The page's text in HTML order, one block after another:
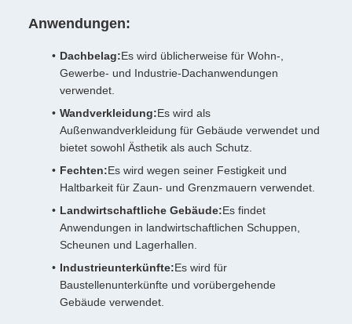
Anwendungen:
Dachbelag:Es wird üblicherweise für Wohn-,
Gewerbe- und Industrie-Dachanwendungen
verwendet.
Wandverkleidung:Es wird als
Außenwandverkleidung für Gebäude verwendet und
bietet sowohl Ästhetik als auch Schutz.
Fechten:Es wird wegen seiner Festigkeit und
Haltbarkeit für Zaun- und Grenzmauern verwendet.
Landwirtschaftliche Gebäude:Es findet
Anwendungen in landwirtschaftlichen Schuppen,
Scheunen und Lagerhallen.
Industrieunterkünfte:Es wird für
Baustellenunterkünfte und vorübergehende
Gebäude verwendet.